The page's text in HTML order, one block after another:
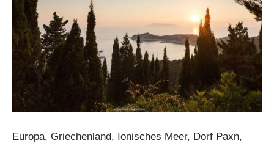
Europa, Griechenland, Ionisches Meer, Dorf Paxn,